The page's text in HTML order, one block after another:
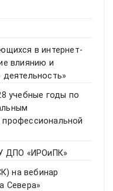
в интернет-
влиянию и
учебные годы по
ДПО «ИРОиПК»
на вебинар
Севера»